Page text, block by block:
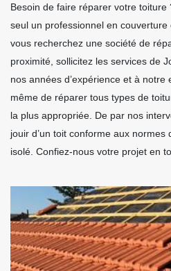
Besoin de faire réparer votre toiture
seul un professionnel en
vous recherchez une société de
proximité, sollicitez les services de
nos années d’expérience et à
même de réparer tous types de
la plus appropriée. De par nos
jouir d’un toit conforme aux
isolé. Confiez-nous votre projet en